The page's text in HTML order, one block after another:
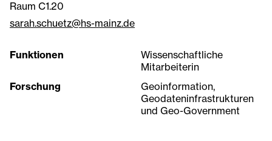
Raum C1.20
sarah.schuetz@hs-mainz.de
Funktionen
Wissenschaftliche
Mitarbeiterin
Forschung
Geoinformation,
Geodateninfrastrukturen
und Geo-Government